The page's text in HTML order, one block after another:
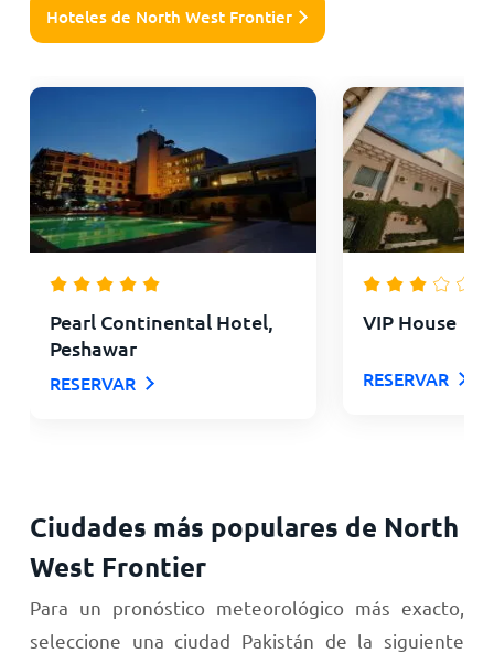
Hoteles de North West Frontier
Pearl Continental Hotel,
Peshawar
RESERVAR
VIP House
RESERVAR
Ciudades más populares de North
West Frontier
Para un pronóstico meteorológico más exacto,
seleccione una ciudad Pakistán de la siguiente